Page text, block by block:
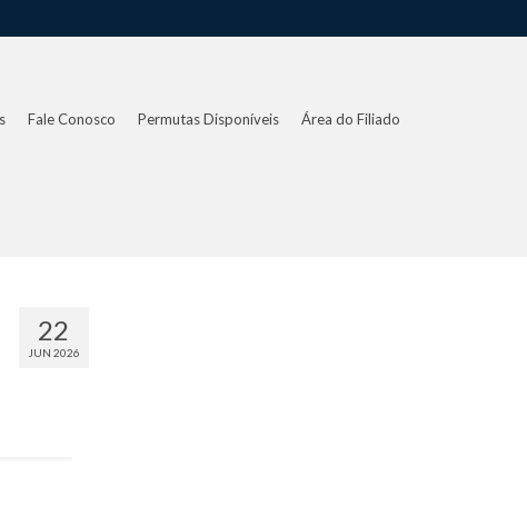
Fale Conosco Permutas Disponíveis Área do Filiado
22
JUN 2026